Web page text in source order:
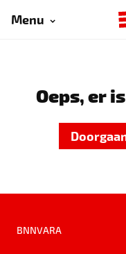
Menu
Oeps, er
BNNVARA